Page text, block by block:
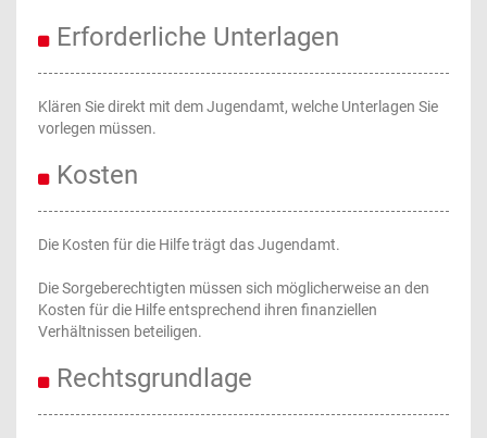
Erforderliche Unterlagen
Klären Sie direkt mit dem Jugendamt, welche Unterlagen Sie
vorlegen müssen.
Kosten
Die Kosten für die Hilfe trägt das Jugendamt.
Die Sorgeberechtigten müssen sich möglicherweise an den
Kosten für die Hilfe entsprechend ihren finanziellen
Verhältnissen beteiligen.
Rechtsgrundlage